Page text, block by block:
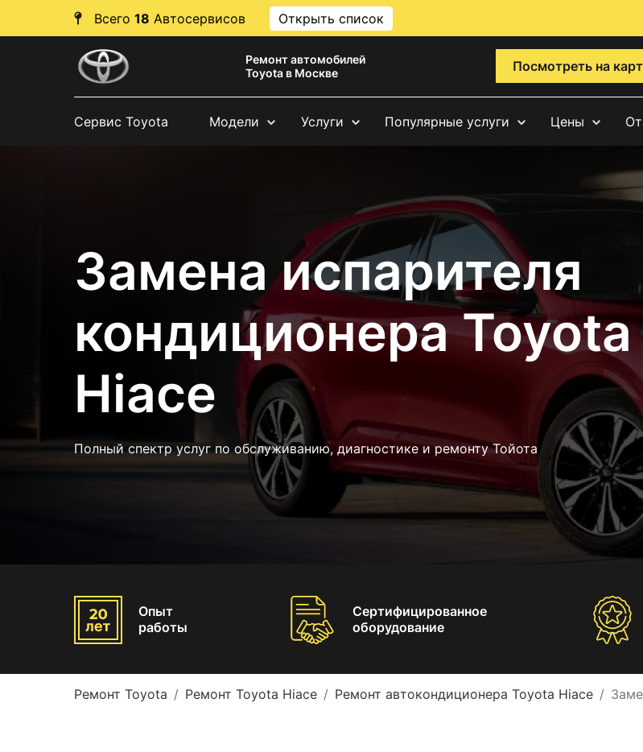
Всего 18 Автосервисов Открыть список
Ремонт автомобилей
Toyota в Москве
Посмотреть на
Сервис Toyota Модели Услуги Популярные услуги Цены
Замена испарителя
кондиционера Toyota
Hiace
Полный спектр услуг по обслуживанию, диагностике и ремонту Тойота
Опыт
работы
Сертифицированное
оборудование
Ремонт Toyota Ремонт Toyota Hiace Ремонт автокондиционера Toyota Hiace